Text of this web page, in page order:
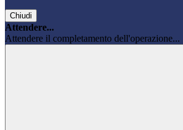
Chiudi
Attendere...
Attendere il completamento dell'operazione...